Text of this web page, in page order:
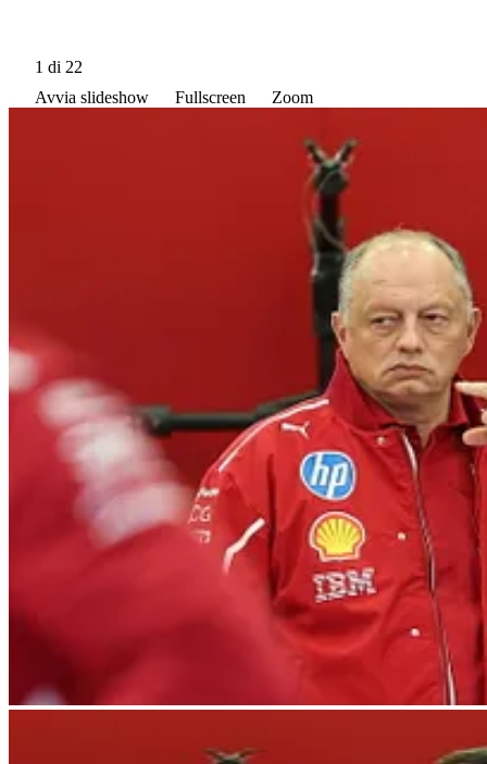
1 di 22
Avvia slideshow
Fullscreen Zoom